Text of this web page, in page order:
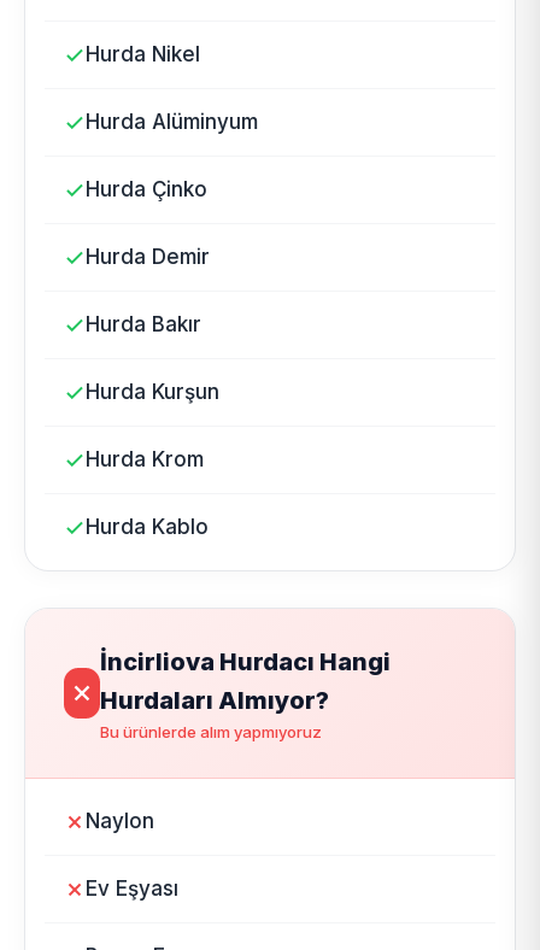
Hurda Nikel
Hurda Alüminyum
Hurda Çinko
Hurda Demir
Hurda Bakır
Hurda Kurşun
Hurda Krom
Hurda Kablo
İncirliova Hurdacı Hangi
Hurdaları Almıyor?
Bu ürünlerde alım yapmıyoruz
Naylon
Ev Eşyası